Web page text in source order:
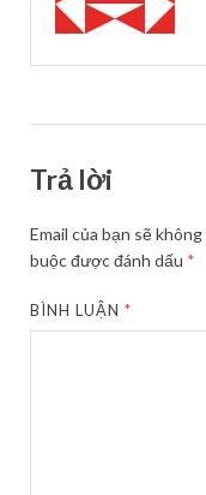
Trả lời
Email của bạn sẽ
buộc được đánh dấu *
BÌNH LUẬN*